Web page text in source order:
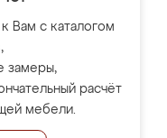
Вам с каталогом
замеры,
расчёт
мебели.